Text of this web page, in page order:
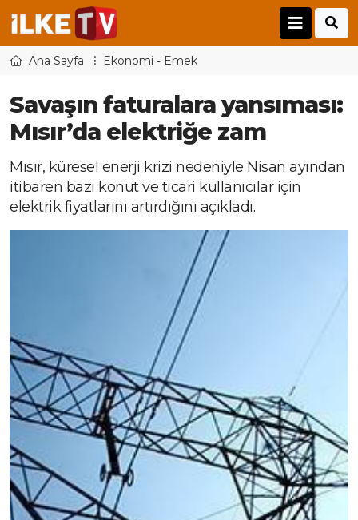
Ana Sayfa Ekonomi - Emek
Savaşın faturalara yansıması:
Mısır’da elektriğe zam
Mısır, küresel enerji krizi nedeniyle Nisan ayından
itibaren bazı konut ve ticari kullanıcılar için
elektrik fiyatlarını artırdığını açıkladı.